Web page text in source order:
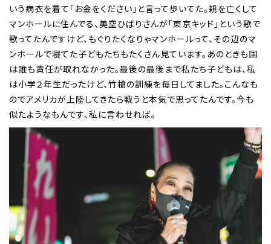
いう病衣を着て「お金をください」と言って歩いてた。親を亡くして
マンホールに住んでる、美空ひばりさんが「東京キッド」という歌で
歌ってたんですけど、もぐりたくなりゃマンホールって、その辺のマ
ンホールで寝てた子どもたちもたくさん見ています。あのときも国
は誰も責任が取れなかった。最後の最後まで私たち子どもは、私
は小学２年生だったけど、竹槍の訓練を毎日してました。こんなも
のでアメリカが上陸してきたら戦うと本気で思ってたんです。今も
似たようなもんです、私に言わせれば。